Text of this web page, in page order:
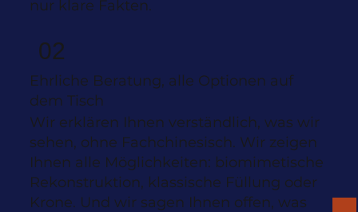
nur klare Fakten.
02
Ehrliche Beratung, alle Optionen auf
dem Tisch
Wir erklären Ihnen verständlich, was wir
sehen, ohne Fachchinesisch. Wir zeigen
Ihnen alle Möglichkeiten: biomimetische
Rekonstruktion, klassische Füllung oder
Krone. Und wir sagen Ihnen offen, was